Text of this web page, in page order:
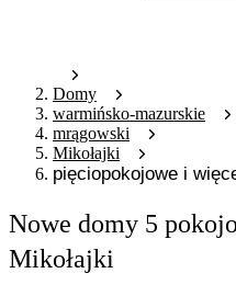
Domy
warmińsko-mazurskie
mrągowski
Mikołajki
pięciopokojowe i
Nowe domy 5
Mikołajki